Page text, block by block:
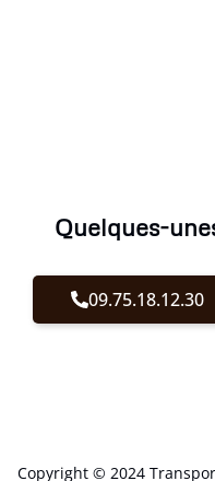
Quelques-
09.75.18.12.30
Copyright © 2024